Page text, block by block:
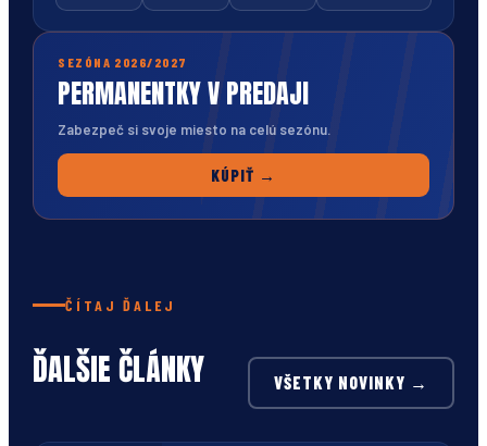
SEZÓNA 2026/2027
PERMANENTKY V PREDAJI
Zabezpeč si svoje miesto na celú sezónu.
KÚPIŤ →
ČÍTAJ ĎALEJ
ĎALŠIE ČLÁNKY VŠETKY NOVINKY →